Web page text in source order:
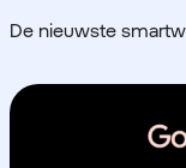
De nieuwste